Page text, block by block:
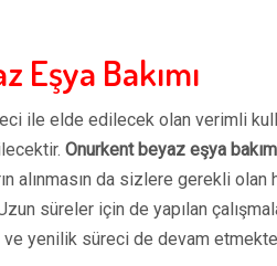
Eşya Bakımı
ile elde edilecek olan verimli
Onurkent beyaz eşya
alınmasın da sizlere gerekli
süreler için de yapılan
ve yenilik süreci de devam